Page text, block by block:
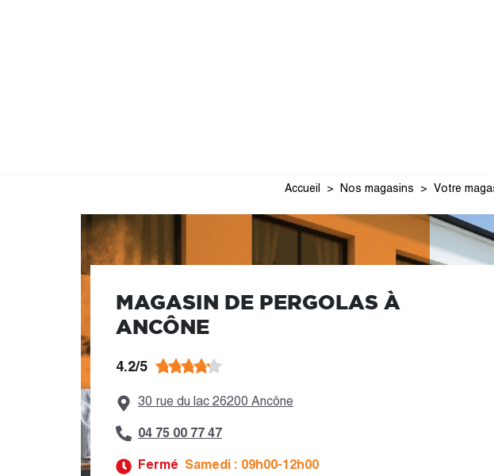
Accueil Nos magasins Votre
MAGASIN DE PERGOLAS À
ANCÔNE
4.2/5
30 rue du lac 26200 Ancône
04 75 00 77 47
Fermé Samedi : 09h00-12h00